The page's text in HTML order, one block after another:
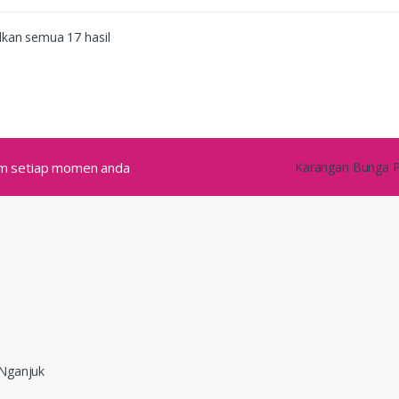
semua 17 hasil
setiap momen anda Karangan Bunga